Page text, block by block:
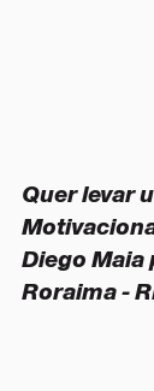
Quer levar
Diego Maia
Roraima -